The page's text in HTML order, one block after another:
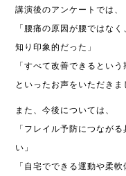
講演後のアンケートでは、
「腰痛の原因が腰ではな
知り印象的だった」
「すべて改善できるとい
といったお声をいただきま
また、今後については、
「フレイル予防につなが
い」
「自宅でできる運動や柔